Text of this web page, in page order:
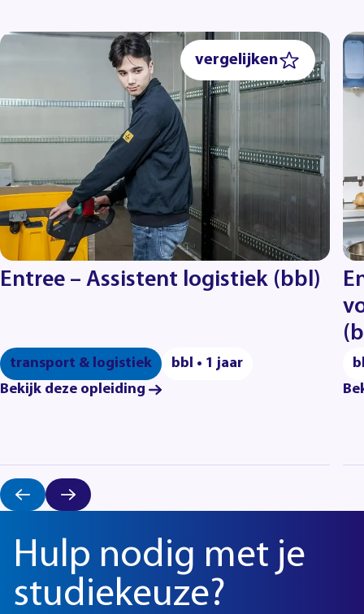
vergelijken
Entree – Assistent logistiek (bbl)
transport & logistiek
bbl • 1 jaar
Bekijk deze opleiding
Hulp nodig met je
studiekeuze?